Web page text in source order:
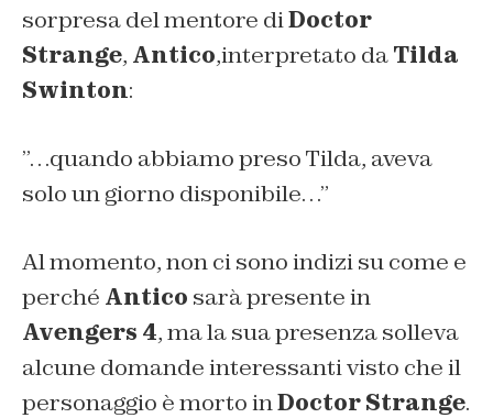
sorpresa del mentore diDoctor
Strange, Antico,interpretato daTilda
Swinton:
”…quando abbiamo preso Tilda, aveva
solo un giorno disponibile…”
Al momento, non ci sono indizi su come e
perché Antico sarà presente in
Avengers 4, ma la sua presenza solleva
alcune domande interessanti visto che il
personaggio è morto inDoctor Strange.